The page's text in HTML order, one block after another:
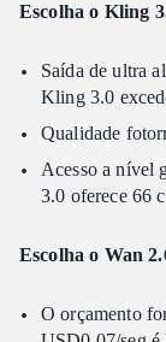
Escolha o Kling
Saída de ultra
Kling 3.0
Qualidade
Acesso a nível
3.0 oferece 66
Escolha o Wan
O orçamento